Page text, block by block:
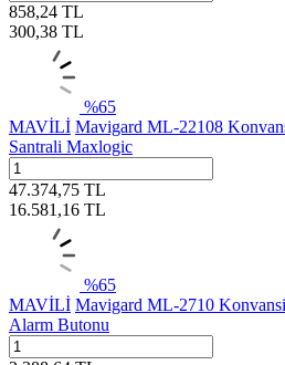
858,24 TL
300,38 TL
%65
MAVİLİ Mavigard ML-22108
Santrali Maxlogic
47.374,75 TL
16.581,16 TL
%65
MAVİLİ Mavigard ML-2710
Alarm Butonu